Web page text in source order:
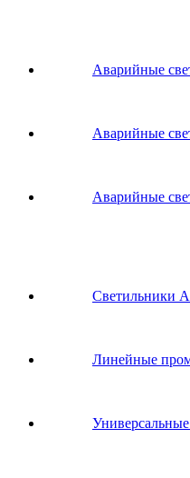
Аварийные
Аварийные
Аварийные
Светильники
Линейные